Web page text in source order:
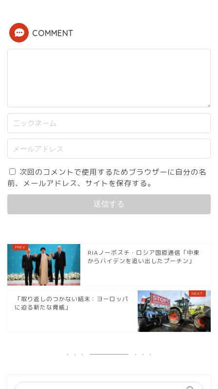
COMMENT
次回のコメントで使用するためブラウザーに自分の名
前、メールアドレス、サイトを保存する。
RIAノーボスチ・ロシア国際通信「中東
からバイデンを追い出したプーチン」
「取り返しのつかない結末：ヨーロッパ
に迫る新たな脅威」